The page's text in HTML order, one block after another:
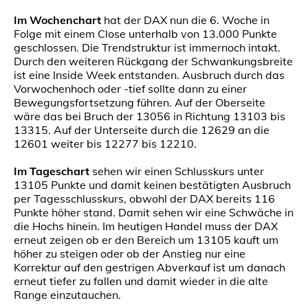
Im Wochenchart hat der DAX nun die 6. Woche in
Folge mit einem Close unterhalb von 13.000 Punkte
geschlossen. Die Trendstruktur ist immernoch intakt.
Durch den weiteren Rückgang der Schwankungsbreite
ist eine Inside Week entstanden. Ausbruch durch das
Vorwochenhoch oder -tief sollte dann zu einer
Bewegungsfortsetzung führen. Auf der Oberseite
wäre das bei Bruch der 13056 in Richtung 13103 bis
13315. Auf der Unterseite durch die 12629 an die
12601 weiter bis 12277 bis 12210.
Im Tageschart sehen wir einen Schlusskurs unter
13105 Punkte und damit keinen bestätigten Ausbruch
per Tagesschlusskurs, obwohl der DAX bereits 116
Punkte höher stand. Damit sehen wir eine Schwäche in
die Hochs hinein. Im heutigen Handel muss der DAX
erneut zeigen ob er den Bereich um 13105 kauft um
höher zu steigen oder ob der Anstieg nur eine
Korrektur auf den gestrigen Abverkauf ist um danach
erneut tiefer zu fallen und damit wieder in die alte
Range einzutauchen.